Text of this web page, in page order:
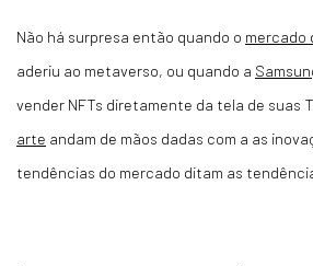
Não há surpresa então quando o mercado
aderiu ao metaverso, ou quando a
vender NFTs diretamente da tela de suas
arte andam de mãos dadas com a as
tendências do mercado ditam as